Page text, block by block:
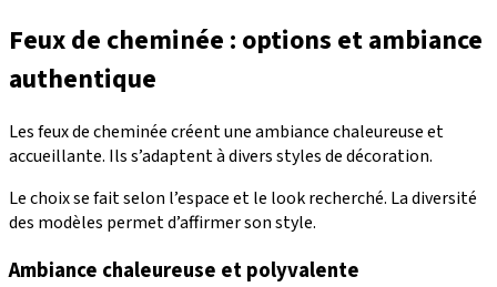
Feux de cheminée : options et ambiance
authentique
Les feux de cheminée créent une ambiance chaleureuse et
accueillante. Ils s’adaptent à divers styles de décoration.
Le choix se fait selon l’espace et le look recherché. La diversité
des modèles permet d’affirmer son style.
Ambiance chaleureuse et polyvalente